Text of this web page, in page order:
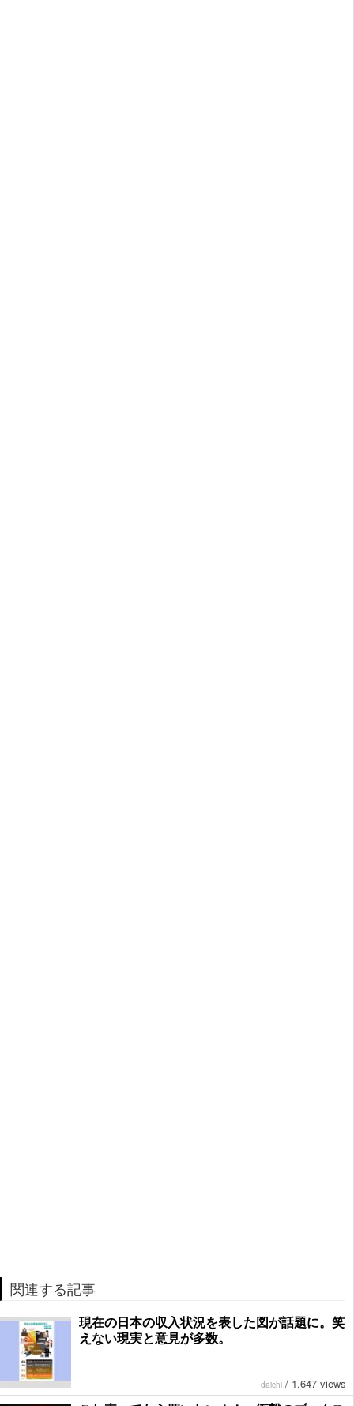
関連する記事
現在の日本の収入状況を表した図が話題に。笑
えない現実と意見が多数。
daichi / 1,647 views